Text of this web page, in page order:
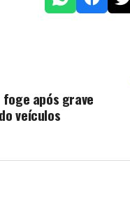
após grave
veículos